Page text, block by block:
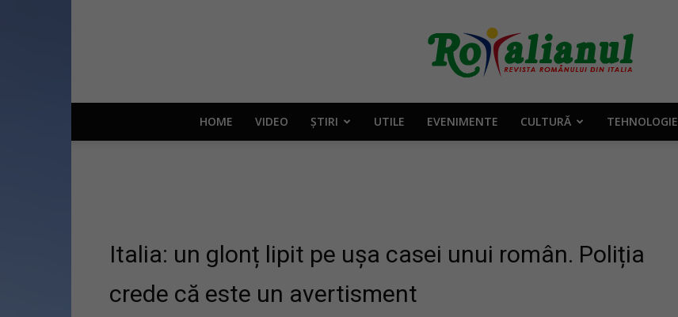
Rotalianul
HOME VIDEO ȘTIRI UTILE EVENIMENTE CULTURĂ TEHNOLOGIE
Italia: un glonț lipit pe ușa casei unui român. Poliția
crede că este un avertisment